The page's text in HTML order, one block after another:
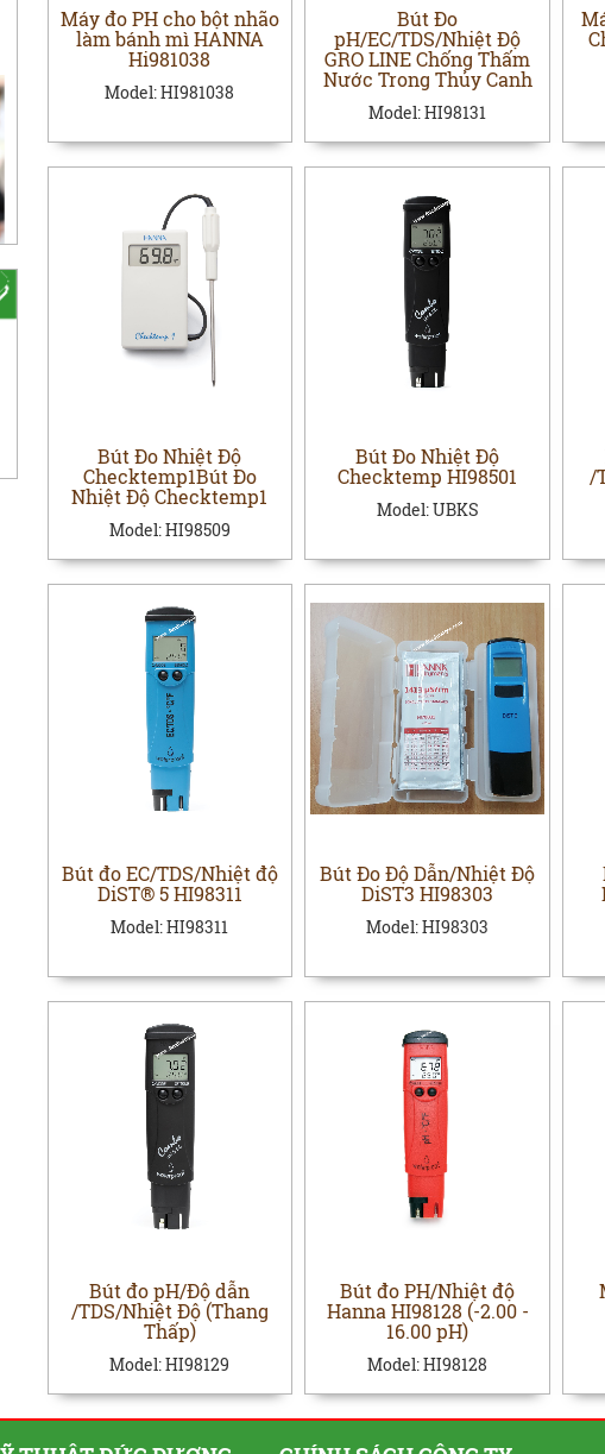
Máy đo PH cho bột nhão
làm bánh mì HANNA
Hi981038
Model:HI981038
Bút Đo
pH/EC/TDS/Nhiệt Độ
GRO LINE Chống Thấm
Nước Trong Thủy Canh
Model:HI98131
Bút Đo Nhiệt Độ
Checktemp1Bút Đo
Nhiệt Độ Checktemp1
Model:HI98509
Bút Đo Nhiệt Độ
Checktemp HI98501
Model:UBKS
/
Bút đo EC/TDS/Nhiệt độ
DiST® 5 HI98311
Model:HI98311
Bút Đo Độ Dẫn/Nhiệt Độ
DiST3 HI98303
Model:HI98303
Bút đo pH/Độ dẫn
/TDS/Nhiệt Độ (Thang
Thấp)
Model:HI98129
Bút đo PH/Nhiệt độ
Hanna HI98128 (-2.00 -
16.00 pH)
Model:HI98128